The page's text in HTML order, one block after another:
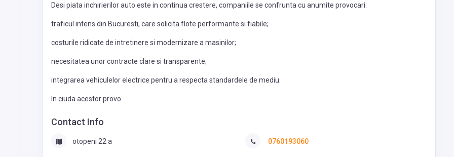
Desi piata inchirierilor auto este in continua crestere, companiile se confrunta cu anumite provocari:
traficul intens din Bucuresti, care solicita flote performante si fiabile;
costurile ridicate de intretinere si modernizare a masinilor;
necesitatea unor contracte clare si transparente;
integrarea vehiculelor electrice pentru a respecta standardele de mediu.
In ciuda acestor provo
Contact Info
otopeni 22 a 0760193060